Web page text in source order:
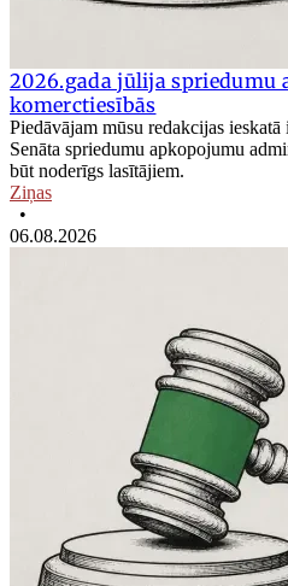
2026.gada jūlija spriedumu
komerctiesībās
Piedāvājam mūsu redakcijas
Senāta spriedumu apkopojumu
būt noderīgs lasītājiem.
Ziņas
•
06.08.2026